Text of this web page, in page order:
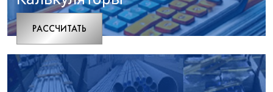
РАCСЧИТАТЬ